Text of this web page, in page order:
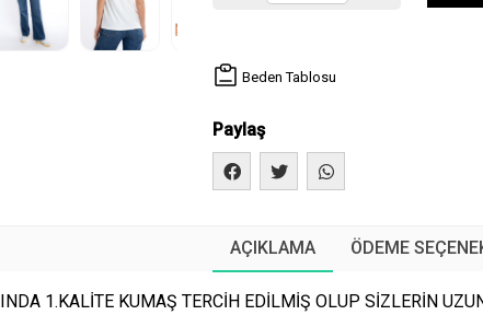
Beden Tablosu
Paylaş
AÇIKLAMA ÖDEME
1.KALİTE KUMAŞ TERCİH EDİLMİŞ OLUP SİZLERİN